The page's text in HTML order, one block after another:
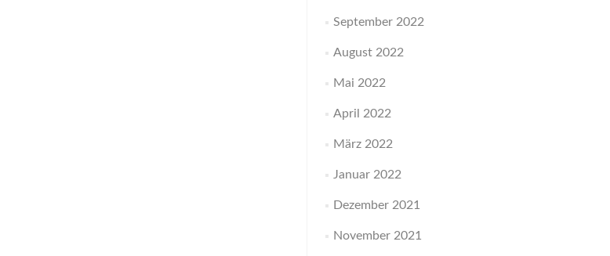
September 2022
August 2022
Mai 2022
April 2022
März 2022
Januar 2022
Dezember 2021
November 2021